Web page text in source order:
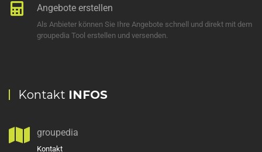
Angebote erstellen
Als Anbieter können Sie Ihre Angebote schnell und direkt mit dem
groupedia Tool erstellen und versenden.
Kontakt INFOS
groupedia
Kontakt